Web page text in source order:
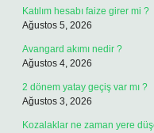
Katılım hesabı faize girer mi ?
Ağustos 5, 2026
Avangard akımı nedir ?
Ağustos 4, 2026
2 dönem yatay geçiş var mı ?
Ağustos 3, 2026
Kozalaklar ne zaman yere